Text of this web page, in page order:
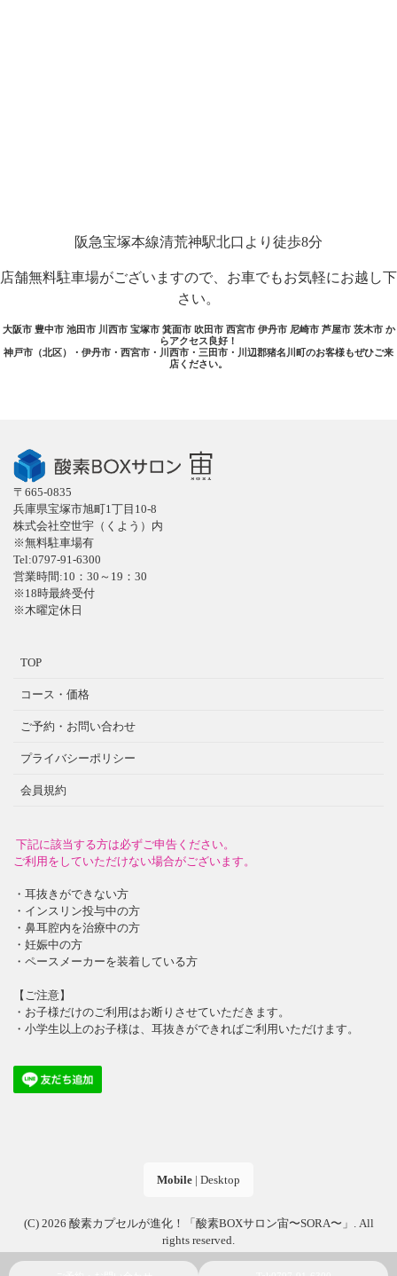
阪急宝塚本線清荒神駅北口より徒歩8分
店舗無料駐車場がございますので、お車でもお気軽にお越し下
さい。
大阪市 豊中市 池田市 川西市 宝塚市 箕面市 吹田市 西宮市 伊丹市 尼崎市 芦屋市 茨木市 か
らアクセス良好！
神戸市（北区）・伊丹市・西宮市・川西市・三田市・川辺郡猪名川町のお客様もぜひご来
店ください。
〒665-0835
兵庫県宝塚市旭町1丁目10-8
株式会社空世宇（くよう）内
※無料駐車場有
Tel:0797-91-6300
営業時間:10：30～19：30
※18時最終受付
※木曜定休日
TOP
コース・価格
ご予約・お問い合わせ
プライバシーポリシー
会員規約
下記に該当する方は必ずご申告ください。
ご利用をしていただけない場合がございます。
・耳抜きができない方
・インスリン投与中の方
・鼻耳腔内を治療中の方
・妊娠中の方
・ペースメーカーを装着している方
【ご注意】
・お子様だけのご利用はお断りさせていただきます。
・小学生以上のお子様は、耳抜きができればご利用いただけます。
Mobile | Desktop
(C) 2026 酸素カプセルが進化！「酸素BOXサロン宙〜SORA〜」 . All
rights reserved.